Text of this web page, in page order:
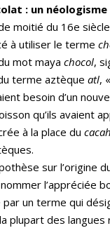
: un
moitié du 16e
à utiliser le terme
mot maya chocol,
terme aztèque atl,
besoin d’un
qu’ils avaient
à la place du
sur l’origine
l’appréciée
un terme qui
plupart des langues